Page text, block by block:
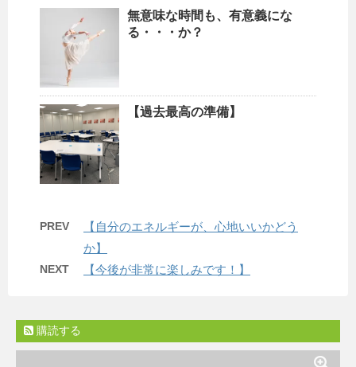
無意味な時間も、有意義にな
る・・・か？
【過去最高の準備】
PREV
【自分のエネルギーが、心地いいかどう
か】
NEXT 【今後が非常に楽しみです！】
購読する